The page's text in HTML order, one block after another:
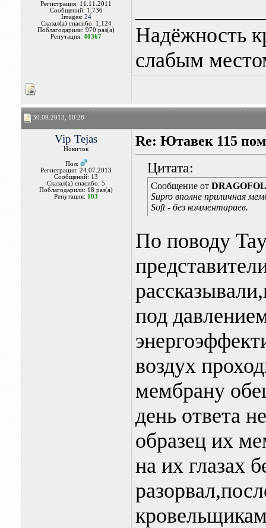
Регистрация: 11.11.2011
Сообщений: 1,736
Images: 24
Сказал(а) спасибо: 1,124
Поблагодарили: 970 раз(а)
Репутация:40367
Надёжность
слабым
30.09.2013, 10:28
Vip Tejas
Новичок
Пол:
Регистрация: 24.07.2013
Сообщений: 13
Сказал(а) спасибо: 5
Поблагодарили: 18 раз(а)
Репутация: 103
Re: Ютавек 115
Цитата:
Сообщение от DRAGOFOL
Supro вполне приличная
Soft - без комментариев.
По поводу
под
воздух
мембрану
день ответа
образец их
на их глазах